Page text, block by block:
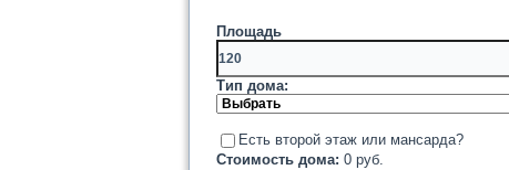
Тип дома:
Есть второй этаж или мансарда?
Стоимость дома: 0 руб.